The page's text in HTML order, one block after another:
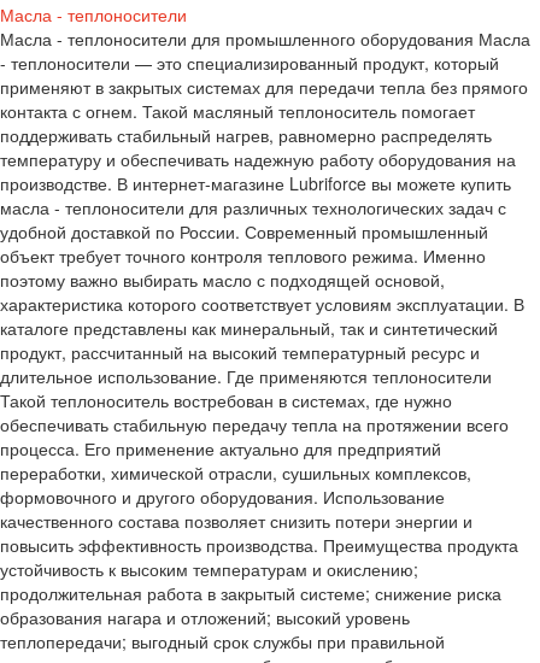
Масла - теплоносители
Масла - теплоносители для промышленного оборудования Масла
- теплоносители — это специализированный продукт, который
применяют в закрытых системах для передачи тепла без прямого
контакта с огнем. Такой масляный теплоноситель помогает
поддерживать стабильный нагрев, равномерно распределять
температуру и обеспечивать надежную работу оборудования на
производстве. В интернет-магазине Lubriforce вы можете купить
масла - теплоносители для различных технологических задач с
удобной доставкой по России. Современный промышленный
объект требует точного контроля теплового режима. Именно
поэтому важно выбирать масло с подходящей основой,
характеристика которого соответствует условиям эксплуатации. В
каталоге представлены как минеральный, так и синтетический
продукт, рассчитанный на высокий температурный ресурс и
длительное использование. Где применяются теплоносители
Такой теплоноситель востребован в системах, где нужно
обеспечивать стабильную передачу тепла на протяжении всего
процесса. Его применение актуально для предприятий
переработки, химической отрасли, сушильных комплексов,
формовочного и другого оборудования. Использование
качественного состава позволяет снизить потери энергии и
повысить эффективность производства. Преимущества продукта
устойчивость к высоким температурам и окислению;
продолжительная работа в закрытый системе; снижение риска
образования нагара и отложений; высокий уровень
теплопередачи; выгодный срок службы при правильной